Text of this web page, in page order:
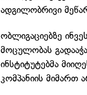
ადგილობრივი
ობლიგაციებზე
მოცულობას
ინსტიტუტებმა
კომპანიის მიმართ